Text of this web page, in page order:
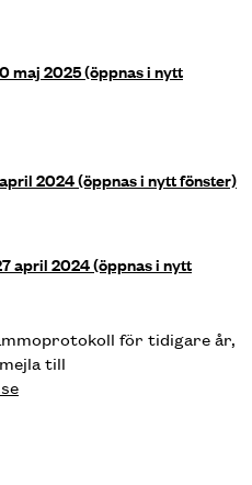
maj 2025 (öppnas i nytt
2024 (öppnas i nytt fönster)
april 2024 (öppnas i nytt
för tidigare år,
till